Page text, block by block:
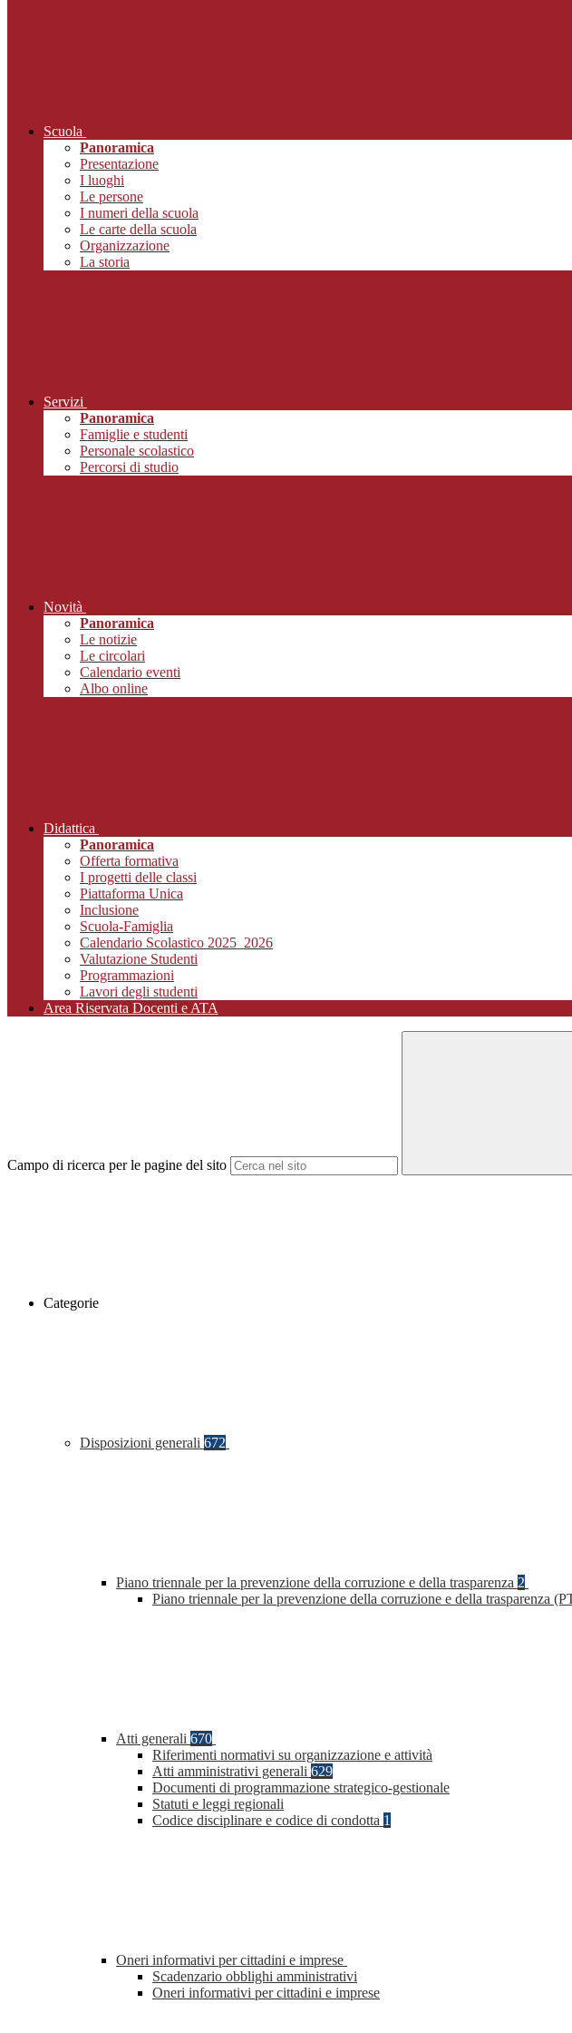
Scuola
Panoramica
Presentazione
I luoghi
Le persone
I numeri della scuola
Le carte della scuola
Organizzazione
La storia
Servizi
Panoramica
Famiglie e studenti
Personale scolastico
Percorsi di studio
Novità
Panoramica
Le notizie
Le circolari
Calendario eventi
Albo online
Didattica
Panoramica
Offerta formativa
I progetti delle classi
Piattaforma Unica
Inclusione
Scuola-Famiglia
Calendario Scolastico 2025_2026
Valutazione Studenti
Programmazioni
Lavori degli studenti
Area Riservata Docenti e ATA
Campo di ricerca per le pagine del sito
Categorie
Disposizioni generali 672
Piano triennale per la prevenzione della corruzione e della trasparenza 2
Piano triennale per la prevenzione della corruzione e della trasparenza
Atti generali 670
Riferimenti normativi su organizzazione e attività
Atti amministrativi generali 629
Documenti di programmazione strategico-gestionale
Statuti e leggi regionali
Codice disciplinare e codice di condotta 1
Oneri informativi per cittadini e imprese
Scadenzario obblighi amministrativi
Oneri informativi per cittadini e imprese